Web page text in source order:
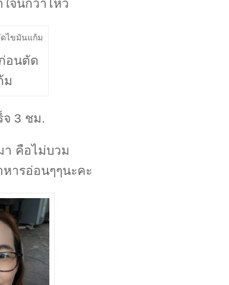
จนึกว่าไหว
อนตัด
ม
จ 3 ชม.
า คือไม่บวม
ารอ่อนๆๆนะคะ